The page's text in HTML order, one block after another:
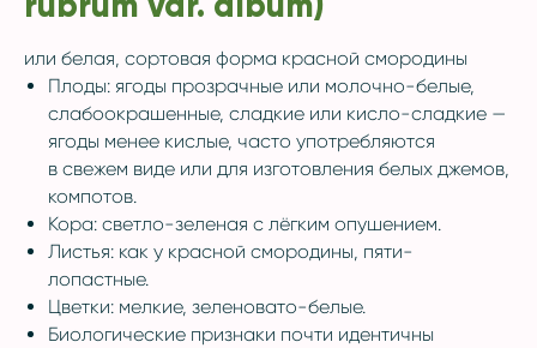
или белая, сортовая форма красной смородины
Плоды: ягоды прозрачные или молочно-белые,
слабоокрашенные, сладкие или кисло-сладкие —
ягоды менее кислые, часто употребляются
в свежем виде или для изготовления белых джемов,
компотов.
Кора: светло-зеленая с лёгким опушением.
Листья: как у красной смородины, пяти-
лопастные.
Цветки: мелкие, зеленовато-белые.
Биологические признаки почти идентичны